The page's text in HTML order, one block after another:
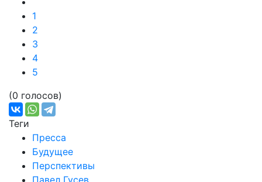
1
2
3
4
5
(0 голосов)
Теги
Пресса
Будущее
Перспективы
Павел Гусев